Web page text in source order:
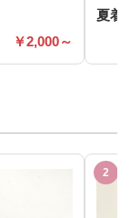
2,000～
夏着